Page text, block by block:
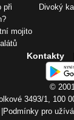
při
mojito
Divoký
Kontakty
©
3493/1, 100
Podmínky pro